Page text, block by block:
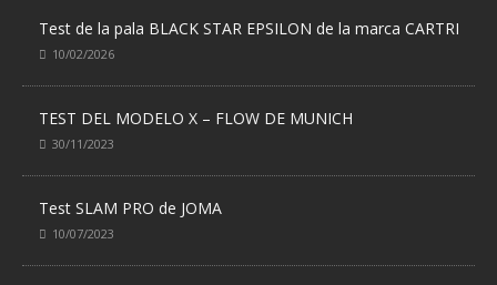
Test de la pala BLACK STAR EPSILON de la marca CARTRI
10/02/2026
TEST DEL MODELO X – FLOW DE MUNICH
30/11/2023
Test SLAM PRO de JOMA
10/07/2023